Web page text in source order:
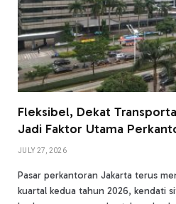
Fleksibel, Dekat
Jadi Faktor Utama
JULY 27, 2026
Pasar perkantoran Jakarta terus
kuartal kedua tahun 2026, kendati